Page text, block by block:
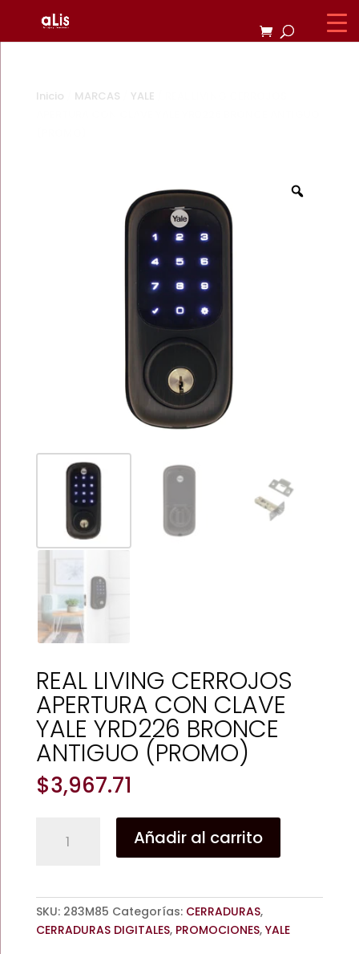
Inicio MARCAS YALE
REAL LIVING CERROJOS
APERTURA CON CLAVE
YALE YRD226 BRONCE
ANTIGUO (PROMO)
$3,967.71
LIVING
CON
CLAVE
YALE
Añadir al carrito
SKU: 283M85 Categorías: CERRADURAS,
CERRADURAS DIGITALES, PROMOCIONES, YALE